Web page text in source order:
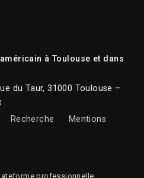
à Toulouse et dans
du Taur, 31000 Toulouse –
Recherche
Mentions
professionnelle